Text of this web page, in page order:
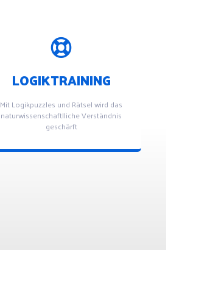
LOGIKTRAINING
Mit Logikpuzzles und Rätsel wird das
naturwissenschaftlliche Verständnis
geschärft